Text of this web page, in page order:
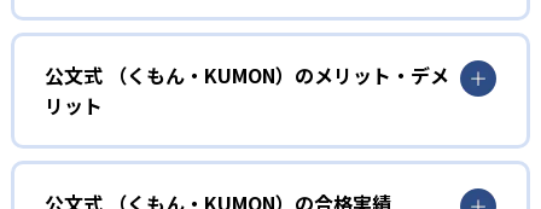
確実に100点が取れるレベルから少しずつ難易度を上げてい
しさを経験できる。
ルステップで進んでいけるよう工夫されている。このスタ
幼児
小学校に入る準備をしたい幼児向け
KUMONでは細かいステップに分かれた教材で、わかる楽し
さを経験しながら無理なく力を高めていける。
性格や学習への取り組み姿勢に合わせて内容も調整するた
め、小学校に入ってもつまずきにくい学力を身につけられ
公文式 （くもん・KUMON）のメリット・デメ
リット
どんなメリットがある？
KUMONでは自学自習スタイルで勉強するため、集中力や目